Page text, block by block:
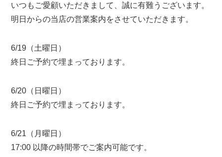
いつもご愛顧いただきまして、誠に有難うございます。
明日からの当店の営業案内をさせていただきます。
6/19（土曜日）
終日ご予約で埋まっております。
6/20（日曜日）
終日ご予約で埋まっております。
6/21（月曜日）
17:00 以降の時間帯でご案内可能です。